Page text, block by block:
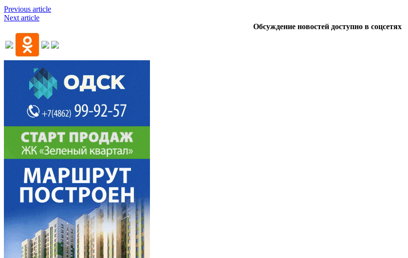
Previous article
Next article
Обсуждение новостей доступно в соцсетях